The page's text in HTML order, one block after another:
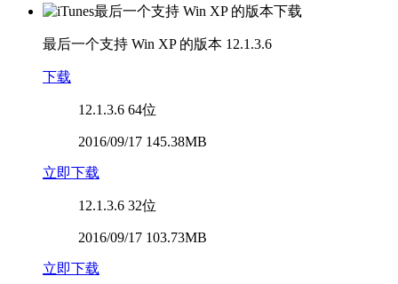
最后一个支持 Win XP 的版本 12.1.3.6
下载
12.1.3.6 64位
2016/09/17 145.38MB
立即下载
12.1.3.6 32位
2016/09/17 103.73MB
立即下载